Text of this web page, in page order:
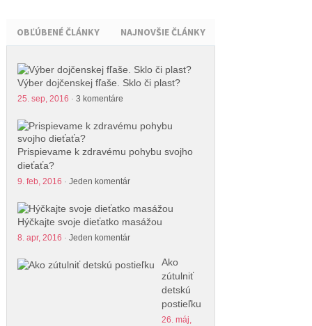
OBĽÚBENÉ ČLÁNKY NAJNOVŠIE ČLÁNKY
Výber dojčenskej fľaše. Sklo či plast?
25. sep, 2016 · 3 komentáre
Prispievame k zdravému pohybu svojho
dieťaťa?
9. feb, 2016 · Jeden komentár
Hýčkajte svoje dieťatko masážou
8. apr, 2016 · Jeden komentár
Ako
zútulniť
detskú
postieľku
26. máj,